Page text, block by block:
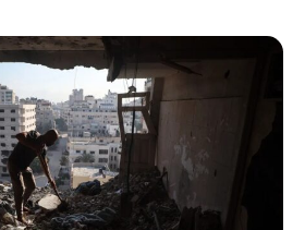
— enquanto o Conselho da Paz